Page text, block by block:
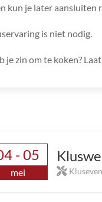
kun je later aansluiten
is niet nodig.
je zin om te koken?
- 05
mei